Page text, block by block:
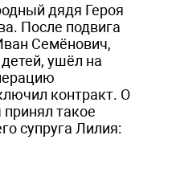
дядя Героя
После подвига
Семёнович,
ушёл на
контракт. О
такое
супруга Лилия: